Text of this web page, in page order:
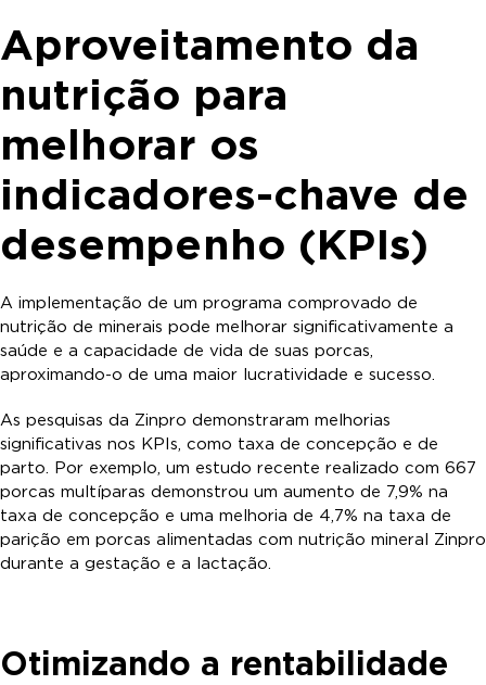
Aproveitamento da
nutrição para
melhorar os
indicadores-chave de
desempenho (KPIs)
A implementação de um programa comprovado de
nutrição de minerais pode melhorar significativamente a
saúde e a capacidade de vida de suas porcas,
aproximando-o de uma maior lucratividade e sucesso.
As pesquisas da Zinpro demonstraram melhorias
significativas nos KPIs, como taxa de concepção e de
parto. Por exemplo, um estudo recente realizado com 667
porcas multíparas demonstrou um aumento de 7,9% na
taxa de concepção e uma melhoria de 4,7% na taxa de
parição em porcas alimentadas com nutrição mineral Zinpro
durante a gestação e a lactação.
Otimizando a rentabilidade